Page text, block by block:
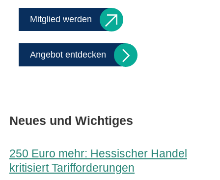
Mitglied werden
Angebot entdecken
Neues und Wichtiges
250 Euro mehr: Hessischer Handel
kritisiert Tarifforderungen